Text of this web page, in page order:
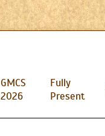
GMCS
2026
Fully
Present